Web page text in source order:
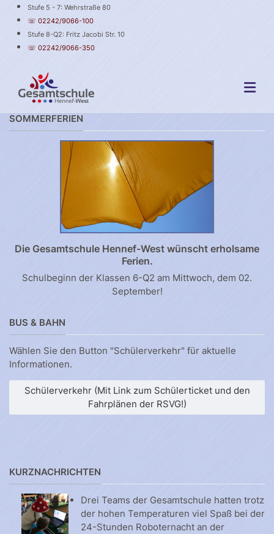
Stufe 5 - 7: Wehrstraße 80
☏ 02242/9066-100
Stufe 8-Q2: Fritz Jacobi Str. 10
☏ 02242/9066-350
SOMMERFERIEN
Die Gesamtschule Hennef-West wünscht erholsame
Ferien.
Schulbeginn der Klassen 6-Q2 am Mittwoch, dem 02.
September!
BUS & BAHN
Wählen Sie den Button "Schülerverkehr" für aktuelle
Informationen.
Schülerverkehr (Mit Link zum Schülerticket und den
Fahrplänen der RSVG!)
KURZNACHRICHTEN
Drei Teams der Gesamtschule hatten trotz
der hohen Temperaturen viel Spaß bei der
24-Stunden Roboternacht an der